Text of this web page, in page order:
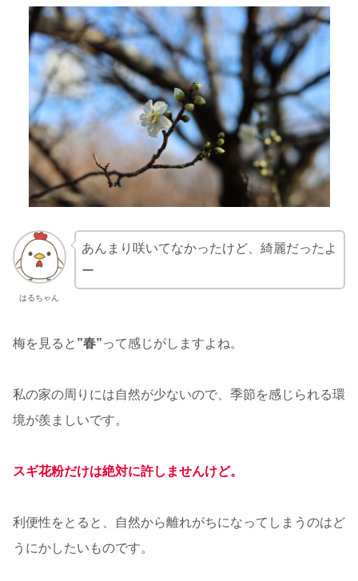
はるちゃん
あんまり咲いてなかったけど、綺麗だったよ
ー
梅を見ると ”春”って感じがしますよね。
私の家の周りには自然が少ないので、季節を感じられる環
境が羨ましいです。
スギ花粉だけは絶対に許しませんけど。
利便性をとると、自然から離れがちになってしまうのはど
うにかしたいものです。